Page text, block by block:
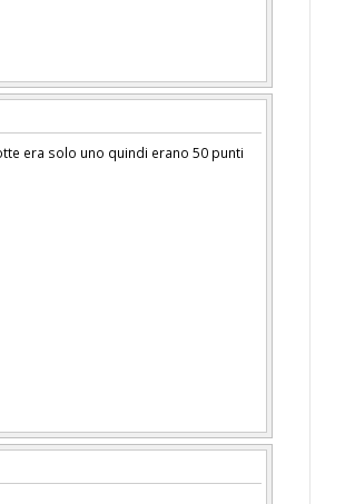
era solo uno quindi erano 50 punti